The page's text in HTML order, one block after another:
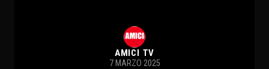
AMICI TV
7 MARZO 2025